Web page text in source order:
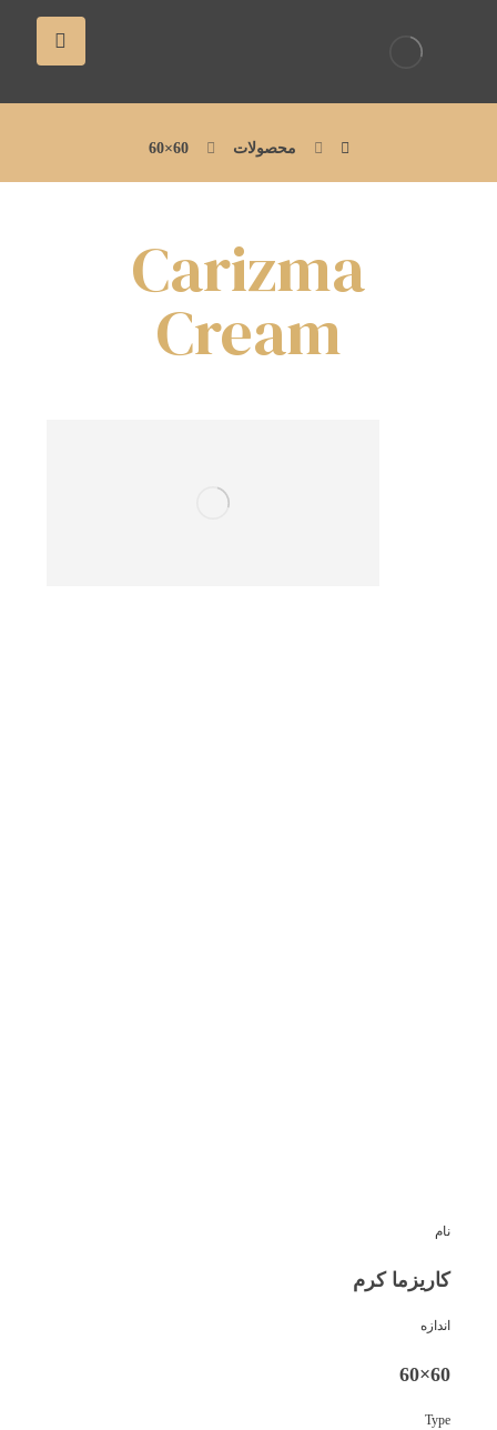
محصولات 60×60
Carizma
Cream
نام
کاریزما کرم
اندازه
60×60
Type